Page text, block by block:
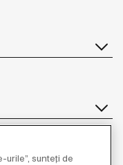
urile”, sunteți de